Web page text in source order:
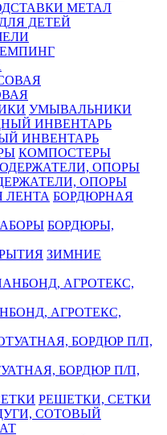
МЕТАЛ
ДЛЯ ДЕТЕЙ
УМЫВАЛЬНИКИ
ИНВЕНТАРЬ
КОМПОСТЕРЫ
ОПОРЫ
БОРДЮРНАЯ
БОРДЮРЫ,
ЗИМНИЕ
АГРОТЕКС,
БОРДЮР П/П,
РЕШЕТКИ, СЕТКИ